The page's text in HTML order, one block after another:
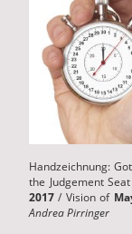
Handzeichnung:
the Judgement
2017 / Vision of
Andrea Pirringer